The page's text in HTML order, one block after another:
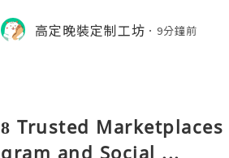
r to define waistline, shoulder
the whole handmade‑ma
高定晚裝定制工坊 9分鐘前
8 Trusted
gram and Social ...